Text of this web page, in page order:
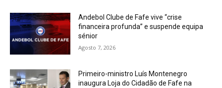
Andebol Clube de Fafe vive “crise
financeira profunda” e suspende equipa
sénior
Agosto 7, 2026
Primeiro-ministro Luís Montenegro
inaugura Loja do Cidadão de Fafe na